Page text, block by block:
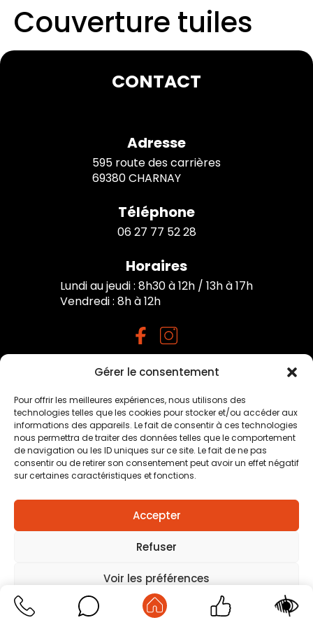
Gérer le consentement
Pour offrir les meilleures expériences, nous utilisons des
technologies telles que les cookies pour stocker et/ou accéder aux
informations des appareils. Le fait de consentir à ces technologies
nous permettra de traiter des données telles que le comportement
de navigation ou les ID uniques sur ce site. Le fait de ne pas
consentir ou de retirer son consentement peut avoir un effet négatif
sur certaines caractéristiques et fonctions.
Accepter
Refuser
Voir les préférences
Mentions légales
Couverture tuiles
CONTACT
Adresse
595 route des carrières
69380 CHARNAY
Téléphone
06 27 77 52 28
Horaires
Lundi au jeudi : 8h30 à 12h / 13h à 17h
Vendredi : 8h à 12h
personnelles–Plan du site– Création agence positive